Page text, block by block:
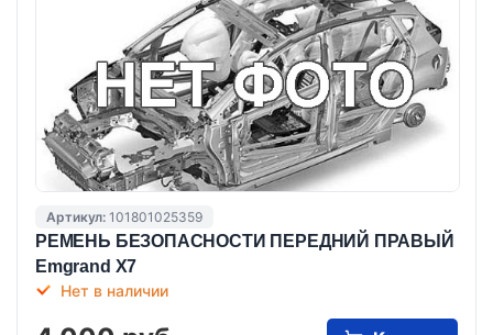
Артикул: 101801025359
РЕМЕНЬ БЕЗОПАСНОСТИ ПЕРЕДНИЙ ПРАВЫЙ
Emgrand X7
Нет в наличии